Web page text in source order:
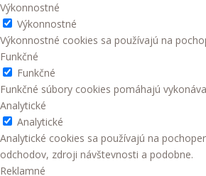
Výkonnostné
Výkonnostné
Výkonnostné cookies sa používajú na
Funkčné
Funkčné
Funkčné súbory cookies pomáhajú
Analytické
Analytické
Analytické cookies sa používajú na
odchodov, zdroji návštevnosti a podobne.
Reklamné